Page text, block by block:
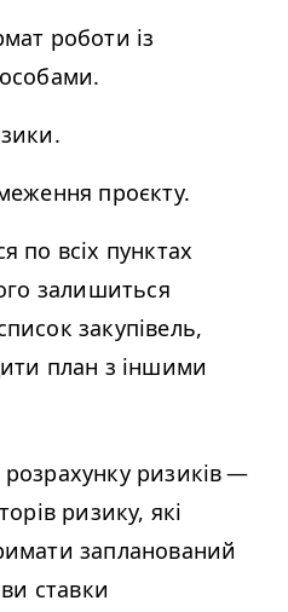
роботи із
проєкту.
по всіх пунктах
залишиться
закупівель,
план з іншими
ризиків —
ризику, які
запланований
ставки